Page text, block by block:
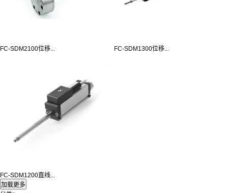
FC-SDM2100位移... FC-SDM1300位移...
FC-SDM1200直线...